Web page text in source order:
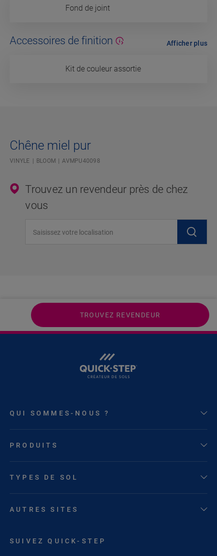
Fond de joint
Accessoires de finition
Kit de couleur assortie
Afficher plus
Chêne miel pur
VINYLE BLOOM AVMPU40098
Trouvez un revendeur près de chez
vous
TROUVEZ REVENDEUR
QUI SOMMES-NOUS ?
PRODUITS
TYPES DE SOL
AUTRES SITES
SUIVEZ QUICK-STEP